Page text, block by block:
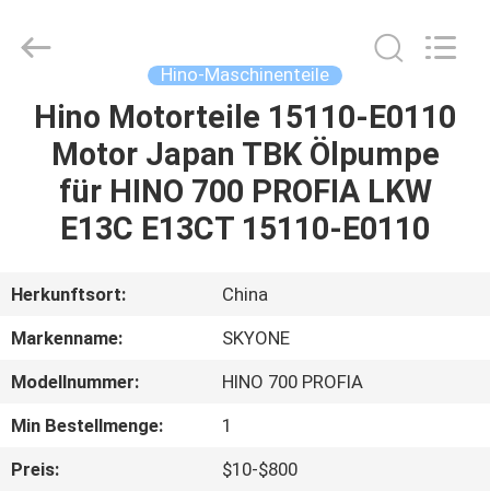
HAUS
PRODUKTE
UNS
AUSFLUG
QUALITÄTSKONTROLLE
Reserved.
Hino-Maschinenteile
Hino Motorteile 15110-E0110
Motor Japan TBK Ölpumpe
für HINO 700 PROFIA LKW
E13C E13CT 15110-E0110
Herkunftsort:
China
Markenname:
SKYONE
Modellnummer:
HINO 700 PROFIA
Min Bestellmenge:
1
Preis:
$10-$800